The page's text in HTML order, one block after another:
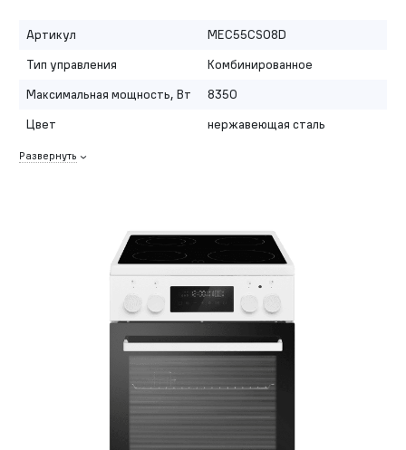
Артикул
MEC55CS08D
Тип управления
Комбинированное
Максимальная мощность, Вт
8350
Цвет
нержавеющая сталь
Развернуть